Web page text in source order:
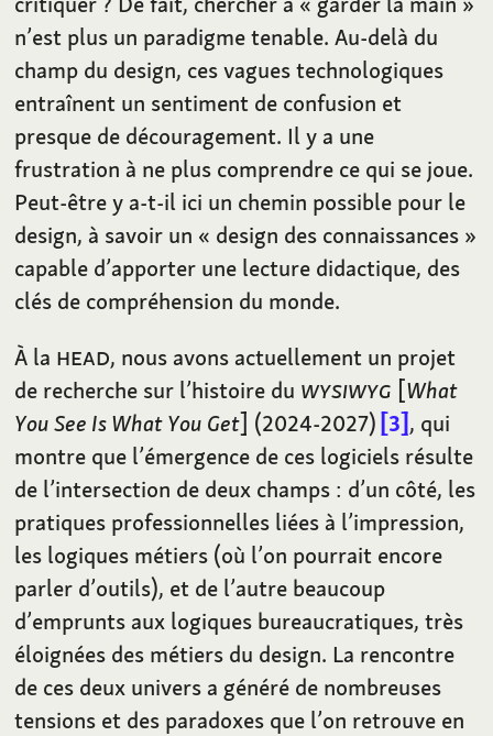
n’est plus un paradigme tenable. Au-delà du
champ du design, ces vagues technologiques
entraînent un sentiment de confusion et
presque de découragement. Il y a une
frustration à ne plus comprendre ce qui se joue.
Peut-être y a-t-il ici un chemin possible pour le
design, à savoir un « design des connaissances »
capable d’apporter une lecture didactique, des
clés de compréhension du monde.
À la HEAD, nous avons actuellement un projet
de recherche sur l’histoire du WYSIWYG [What
You See Is What You Get] (2024-2027) 3 , qui
montre que l’émergence de ces logiciels résulte
de l’intersection de deux champs : d’un côté, les
pratiques professionnelles liées à l’impression,
les logiques métiers (où l’on pourrait encore
parler d’outils), et de l’autre beaucoup
d’emprunts aux logiques bureaucratiques, très
éloignées des métiers du design. La rencontre
de ces deux univers a généré de nombreuses
tensions et des paradoxes que l’on retrouve en